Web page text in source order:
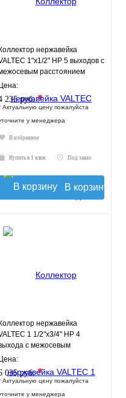
Коллектор нержавейка
1"х1/2" НР 5 выходов с
расстоянием
100мм
Цена:
235 руб.*
Актуальную цену пожалуйста
у менеджера
В избранное
Купить в 1 клик Под заказ
В корзину
Коллектор нержавейка
1 1/2"х3/4" НР 4
с межосевым
выходов 100мм
Цена:
035 руб.*
Актуальную цену пожалуйста
у менеджера